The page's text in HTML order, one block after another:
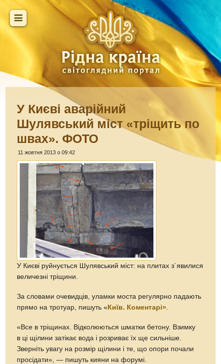
У Києві аварійний
Шулявський міст «​тріщить по
швах». ФОТО
11 жовтня 2013 о 09:42
У Києві руйнується Шулявський міст: на плитах з´явилися
величезні тріщини.
За словами очевидців, уламки моста регулярно падають
прямо на тротуар, пишуть « Київ. Коментарі»
«Все в тріщинах. Відколюються шматки бетону. Взимку
в ці щілини затікає вода і розриває їх ще сильніше.
Зверніть увагу на розмір щілини і те, що опори почали
просідати», — пишуть кияни на форумі.